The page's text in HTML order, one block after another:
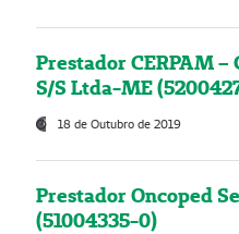
Prestador CERPAM
S/S Ltda-ME
18 de Outubro de 2019
Prestador Oncoped
(51004335-0)